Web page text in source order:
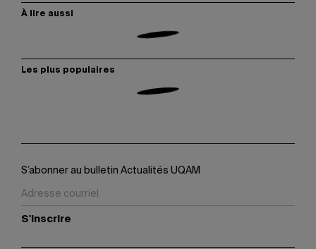
À lire aussi
Les plus populaires
S’abonner au bulletin Actualités UQAM
S'inscrire